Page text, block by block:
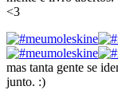
<3
mas tanta gente se
junto. :)